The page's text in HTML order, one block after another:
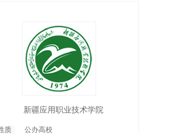
新疆应用职业技术学院
质 公办高校